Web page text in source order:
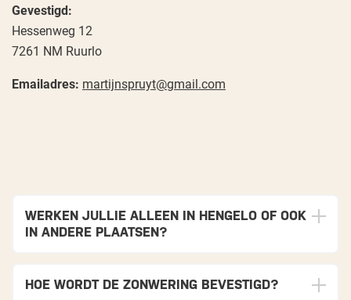
Gevestigd:
Hessenweg 12
7261 NM Ruurlo
Emailadres: martijnspruyt@gmail.com
WERKEN JULLIE ALLEEN IN HENGELO OF OOK
IN ANDERE PLAATSEN?
HOE WORDT DE ZONWERING BEVESTIGD?